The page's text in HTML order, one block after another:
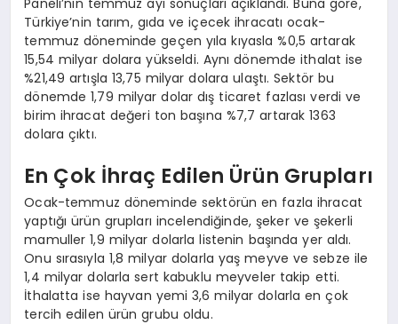
Türkiye’nin tarım, gıda ve içecek ihracatı ocak-
temmuz döneminde geçen yıla kıyasla %0,5 artarak
15,54 milyar dolara yükseldi. Aynı dönemde ithalat ise
%21,49 artışla 13,75 milyar dolara ulaştı. Sektör bu
dönemde 1,79 milyar dolar dış ticaret fazlası verdi ve
birim ihracat değeri ton başına %7,7 artarak 1363
dolara çıktı.
En Çok İhraç Edilen Ürün Grupları
Ocak-temmuz döneminde sektörün en fazla ihracat
yaptığı ürün grupları incelendiğinde, şeker ve şekerli
mamuller 1,9 milyar dolarla listenin başında yer aldı.
Onu sırasıyla 1,8 milyar dolarla yaş meyve ve sebze ile
1,4 milyar dolarla sert kabuklu meyveler takip etti.
İthalatta ise hayvan yemi 3,6 milyar dolarla en çok
tercih edilen ürün grubu oldu.